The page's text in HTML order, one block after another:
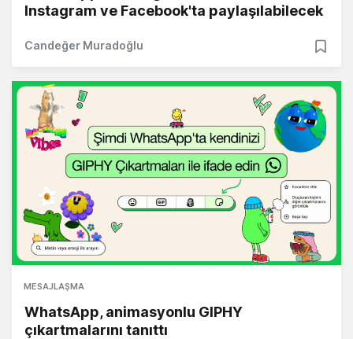
Instagram ve Facebook'ta paylaşılabilecek
Candeğer Muradoğlu
MESAJLAŞMA
WhatsApp, animasyonlu GIPHY
çıkartmalarını tanıttı